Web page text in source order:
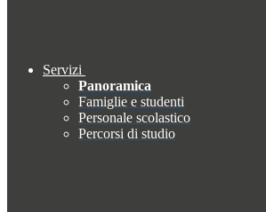
Servizi
Panoramica
Famiglie e studenti
Personale scolastico
Percorsi di studio